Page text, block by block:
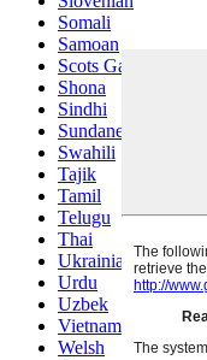
Somali
Samoan
Scots Gaelic
Shona
Sindhi
Sundanese
Swahili
Tajik
Tamil
Telugu
Thai
Ukrainian
Urdu
Uzbek
Vietnamese
Welsh